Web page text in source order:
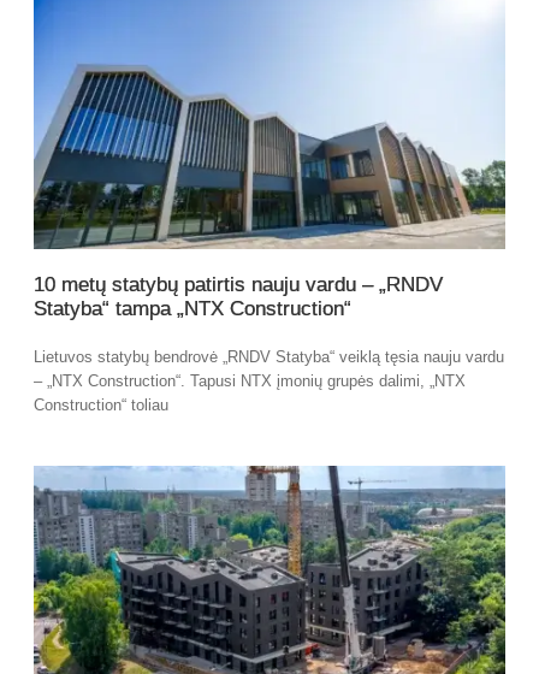
10 metų statybų patirtis nauju vardu – „RNDV
Statyba“ tampa „NTX Construction“
Lietuvos statybų bendrovė „RNDV Statyba“ veiklą tęsia nauju vardu
– „NTX Construction“. Tapusi NTX įmonių grupės dalimi, „NTX
Construction“ toliau